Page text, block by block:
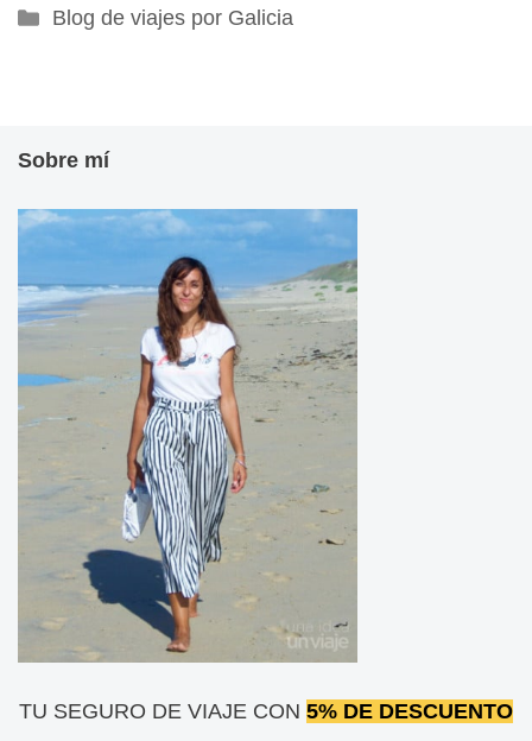
Categorías
Blog de viajes por Galicia
Sobre mí
TU SEGURO DE VIAJE CON 5% DE DESCUENTO